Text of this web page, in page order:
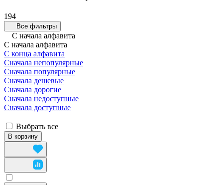
194
Все фильтры
С начала алфавита
С начала алфавита
С конца алфавита
Сначала непопулярные
Сначала популярные
Сначала дешевые
Сначала дорогие
Сначала недоступные
Сначала доступные
Выбрать все
В корзину